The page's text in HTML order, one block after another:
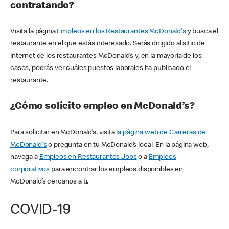
contratando?
Visita la página Empleos en los Restaurantes McDonald'sy busca el
restaurante en el que estás interesado. Serás dirigido al sitio de
internet de los restaurantes McDonald’s y, en la mayoría de los
casos, podrás ver cuáles puestos laborales ha publicado el
restaurante.
¿Cómo solicito empleo en McDonald’s?
Para solicitar en McDonald’s, visita la página web de Carreras de
McDonald'so pregunta en tu McDonald’s local. En la página web,
navega a Empleos en Restaurantes Jobso a Empleos
corporativos para encontrar los empleos disponibles en
McDonald’s cercanos a ti.
COVID-19